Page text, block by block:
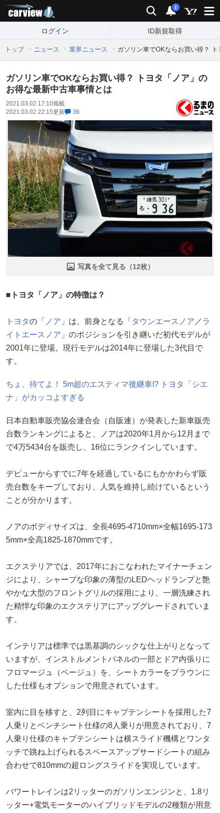
検索 通知
i
ログイン ID新規取得
トップ ニュース 業界ニュース ガソリン車でOKならお買い得？
ガソリン車でOKならお買い得？ トヨタ「ノア」の
お得な最新中古車事情とは
2021.03.02 17:10掲載
2021.03.02 22:15更新 36
写真を全て見る（12枚）
■トヨタ「ノア」の特徴は？
トヨタの「 ノア 」は、前身となる「 タウンエースノア ／ラ
イトエースノア 」のポジションを引き継いだ初代モデルが
2001年に登場。現行モデルは2014年に登場した3代目で
す。
ちょ、待てよ！ 5m超のエスティマ後継車!? トヨタ「シエ
ナ」がカッコよすぎる
日本自動車販売協会連合会（自販連）が発表した新車販売
台数ランキングによると、ノアは2020年1月から12月まで
で4万5434台を販売し、16位にランクインしています。
デビューからすでに7年を経過しているにもかかわらず販
売台数をキープしており、人気を維持し続けているという
ことが分かります。
ノアのボディサイズは、全長4695-4710mm×全幅1695-173
5mm×全高1825-1870mmです。
エクステリアでは、2017年におこなわれたマイナーチェン
ジにより、シャープな印象の薄型のLEDヘッドランプと艶
やかな大型のフロントグリルの採用により、一層洗練され
た精悍な印象のエクステリアにアップグレードされていま
す。
インテリアは標準では黒基調のシックな仕上がりとなって
いますが、インストルメントパネルの一部とドア内張りに
フロマージュ（ベージュ）を、シートカラーをブラウンに
した仕様もオプションで用意されています。
室内に目を移すと、2列目にキャプテンシートを採用した7
人乗りとベンチシート仕様の8人乗りが用意されており、7
人乗り仕様のキャプテンシートは横スライド機構とワンタ
ッチで跳ね上げられるスペースアップサードシートの組み
合わせで810mmの超ロングスライドを実現しています。
パワートレインは2リッターのガソリンエンジンと、1.8リ
ッター+電気モーターのハイブリッドモデルの2種類が用意